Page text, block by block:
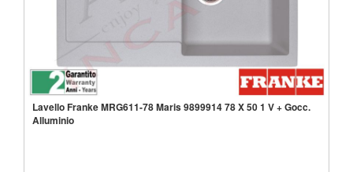
Lavello Franke MRG611-78 Maris 9899914 78 X 50 1 V + Gocc.
Alluminio